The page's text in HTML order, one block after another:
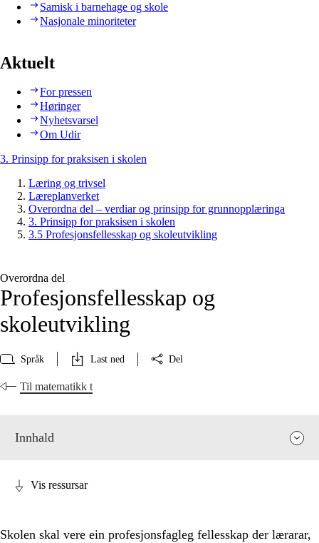
Samisk i barnehage og skole
Nasjonale minoriteter
Aktuelt
For pressen
Høringer
Nyhetsvarsel
Om Udir
3. Prinsipp for praksisen i skolen
Læring og trivsel
Læreplanverket
Overordna del – verdiar og prinsipp for grunnopplæringa
3. Prinsipp for praksisen i skolen
3.5 Profesjonsfellesskap og skoleutvikling
Overordna del
Profesjonsfellesskap og
skoleutvikling
Språk Last ned Del
Til matematikk t
Innhald
Vis ressursar
Skolen skal vere ein profesjonsfagleg fellesskap der lærarar,